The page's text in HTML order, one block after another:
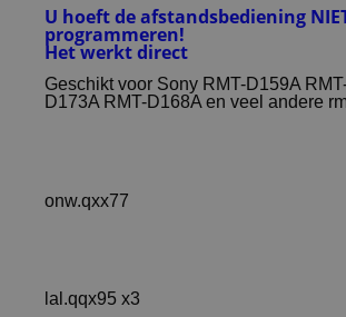
U hoeft de afstandsbediening
programmeren!
Het werkt direct
Geschikt voor Sony RMT-D159A
D173A RMT-D168A en veel andere
onw.qxx77
lal.qqx95 x3